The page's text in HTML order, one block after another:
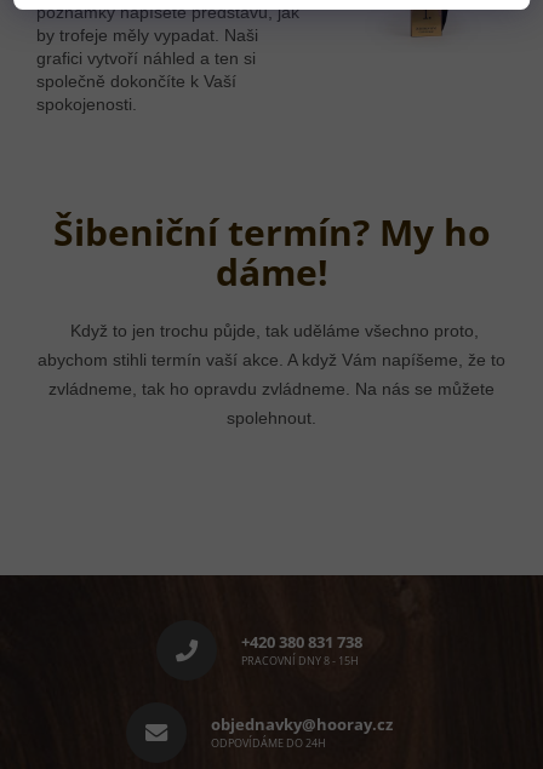
poznámky napíšete představu, jak
by trofeje měly vypadat. Naši
grafici vytvoří náhled a ten si
společně dokončíte k Vaší
spokojenosti.
Šibeniční termín? My ho
dáme!
Když to jen trochu půjde, tak uděláme všechno proto,
abychom stihli termín vaší akce. A když Vám napíšeme, že to
zvládneme, tak ho opravdu zvládneme. Na nás se můžete
spolehnout.
Z
+420 380 831 738
PRACOVNÍ DNY 8 - 15H
objednavky@hooray.cz
ODPOVÍDÁME DO 24H